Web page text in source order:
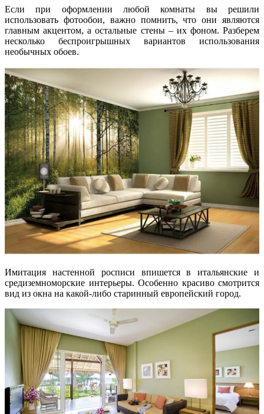
Если при оформлении любой комнаты вы решили
использовать фотообои, важно помнить, что они являются
главным акцентом, а остальные стены – их фоном. Разберем
несколько беспроигрышных вариантов использования
необычных обоев.
Имитация настенной росписи впишется в итальянские и
средиземноморские интерьеры. Особенно красиво смотрится
вид из окна на какой-либо старинный европейский город.